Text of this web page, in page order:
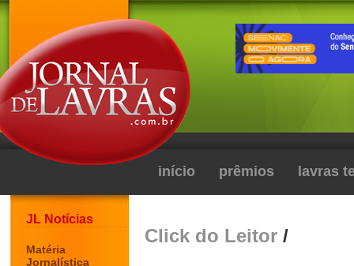
início prêmios lavras
JL Notícias
Matéria
Jornalística
Click do Leitor /